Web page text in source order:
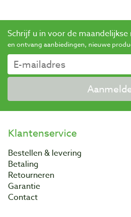
Schrijf u in voor de
en ontvang aanbiedingen, nieuwe
Klantenservice
Bestellen & levering
Betaling
Retourneren
Garantie
Contact